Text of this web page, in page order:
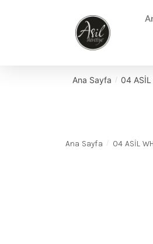
Ana Sayfa / 04 ASİL
Ana Sayfa / 04 ASİL